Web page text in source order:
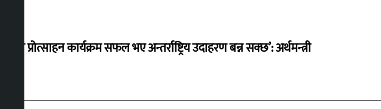
‘करदाता प्रोत्साहन कार्यक्रम सफल भए अन्तर्राष्ट्रिय उदाहरण बन्न सक्छ’: अर्थमन्त्री